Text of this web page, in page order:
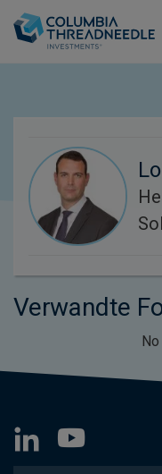
Verwandte